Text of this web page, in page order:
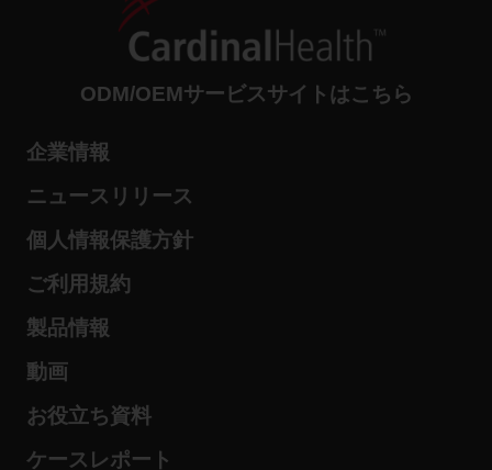
ODM/OEMサービスサイトはこちら
企業情報
ニュースリリース
個人情報保護方針
ご利用規約
製品情報
動画
お役立ち資料
ケースレポート